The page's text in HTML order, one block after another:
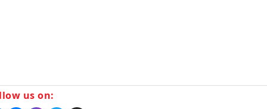
us on: